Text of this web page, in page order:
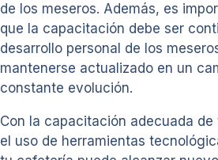
de los meseros. Además, es
que la capacitación debe ser
desarrollo personal de los
mantenerse actualizado en un
constante evolución.
Con la capacitación adecuada de
el uso de herramientas